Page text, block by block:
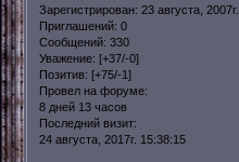
Зарегистрирован: 23 августа, 2007г.
Приглашений: 0
Сообщений: 330
Уважение: [+37/-0]
Позитив: [+75/-1]
Провел на форуме:
8 дней 13 часов
Последний визит:
24 августа, 2017г. 15:38:15